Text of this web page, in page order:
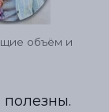
объём и